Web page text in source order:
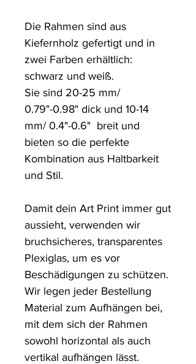
Die Rahmen sind aus
Kiefernholz gefertigt und in
zwei Farben erhältlich:
schwarz und weiß.
Sie sind 20-25 mm/
0.79"-0.98" dick und 10-14
mm/ 0.4"-0.6"  breit und
bieten so die perfekte
Kombination aus Haltbarkeit
und Stil.
Damit dein Art Print immer gut
aussieht, verwenden wir
bruchsicheres, transparentes
Plexiglas, um es vor
Beschädigungen zu schützen.
Wir legen jeder Bestellung
Material zum Aufhängen bei,
mit dem sich der Rahmen
sowohl horizontal als auch
vertikal aufhängen lässt.